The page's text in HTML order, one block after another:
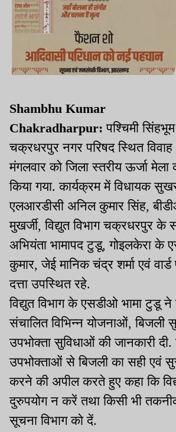
Shambhu Kumar
Chakradharpur:पश्चिमी
चक्रधरपुर नगर परिषद स्थित
मंगलवार को जिला स्तरीय ऊर्जा
किया गया. कार्यक्रम में विधायक
एलआरडीसी अनिल कुमार सिंह,
मुखर्जी, विद्युत विभाग चक्रधरपुर के
अभियंता भामापद टुडू, गोइलकेरा के
कुमार, जेई मानिक चंद्र शर्मा एवं वार्ड
दत्ता उपस्थित रहे.
विद्युत विभाग के एसडीओ भामा टुडू ने
संचालित विभिन्न योजनाओं, बिजली
उपभोक्ता सुविधाओं की जानकारी दी.
उपभोक्ताओं से बिजली का सही एवं
करने की अपील करते हुए कहा कि
दुरुपयोग न करें तथा किसी भी
सूचना विभाग को दें.